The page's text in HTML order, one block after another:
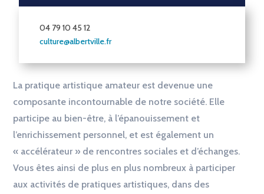
04 79 10 45 12
culture@albertville.fr
La pratique artistique amateur est devenue une
composante incontournable de notre société. Elle
participe au bien-être, à l’épanouissement et
l’enrichissement personnel, et est également un
« accélérateur » de rencontres sociales et d’échanges.
Vous êtes ainsi de plus en plus nombreux à participer
aux activités de pratiques artistiques, dans des